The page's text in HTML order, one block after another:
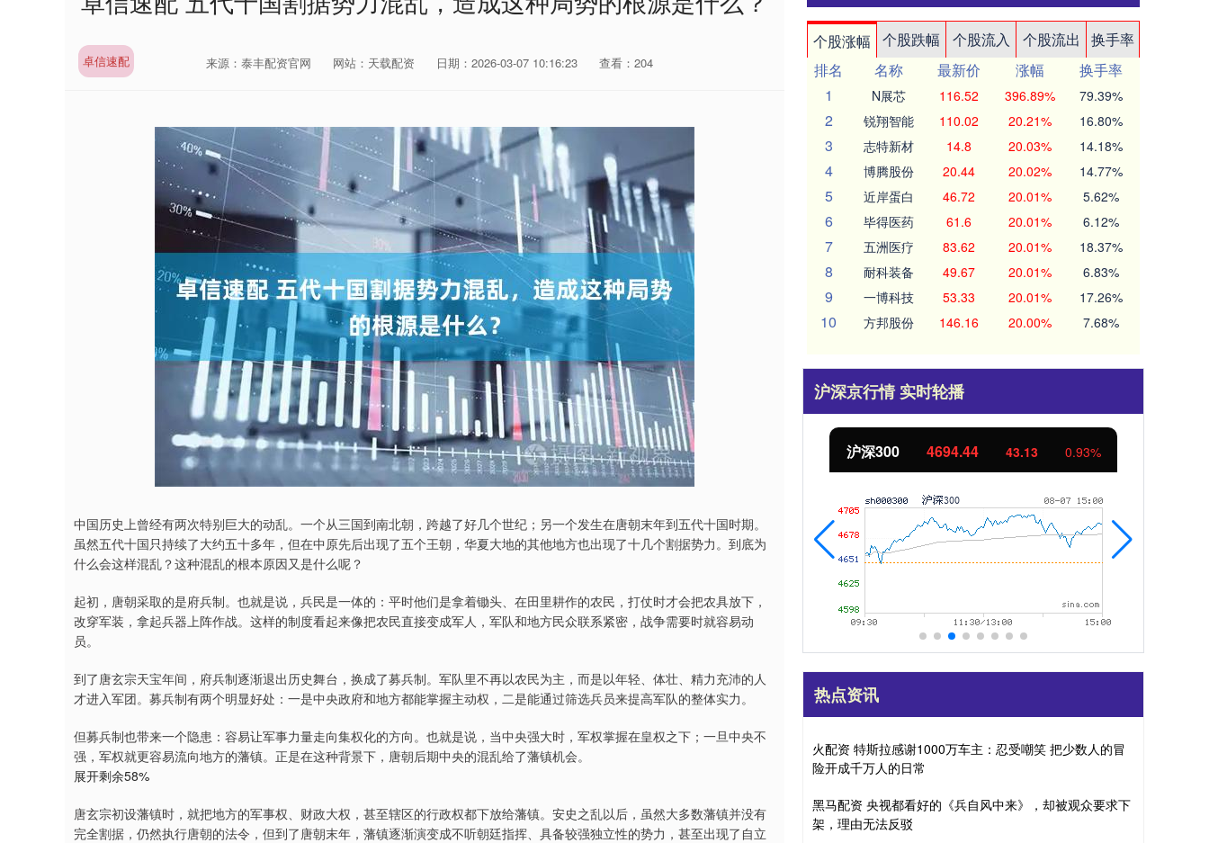
卓信速配 来源：泰丰配资官网 网站：天载配资 日期：2026-03-07 10:16:23 查看：204
中国历史上曾经有两次特别巨大的动乱。一个从三国到南北朝，跨越了好几个世纪；另一个发生在唐朝末年到五代十国时期。
虽然五代十国只持续了大约五十多年，但在中原先后出现了五个王朝，华夏大地的其他地方也出现了十几个割据势力。到底为
什么会这样混乱？这种混乱的根本原因又是什么呢？
起初，唐朝采取的是府兵制。也就是说，兵民是一体的：平时他们是拿着锄头、在田里耕作的农民，打仗时才会把农具放下，
改穿军装，拿起兵器上阵作战。这样的制度看起来像把农民直接变成军人，军队和地方民众联系紧密，战争需要时就容易动
员。
到了唐玄宗天宝年间，府兵制逐渐退出历史舞台，换成了募兵制。军队里不再以农民为主，而是以年轻、体壮、精力充沛的人
才进入军团。募兵制有两个明显好处：一是中央政府和地方都能掌握主动权，二是能通过筛选兵员来提高军队的整体实力。
但募兵制也带来一个隐患：容易让军事力量走向集权化的方向。也就是说，当中央强大时，军权掌握在皇权之下；一旦中央不
强，军权就更容易流向地方的藩镇。正是在这种背景下，唐朝后期中央的混乱给了藩镇机会。
展开剩余58%
唐玄宗初设藩镇时，就把地方的军事权、财政大权，甚至辖区的行政权都下放给藩镇。安史之乱以后，虽然大多数藩镇并没有
完全割据，仍然执行唐朝的法令，但到了唐朝末年，藩镇逐渐演变成不听朝廷指挥、具备较强独立性的势力，甚至出现了自立
个股涨幅 个股跌幅 个股流入 个股流出
换手率
排名
名称 最新价 涨幅
换手率
1
N展芯 116.52 396.89% 79.39%
2 锐翔智能 110.02 20.21% 16.80%
3 志特新材 14.8 20.03% 14.18%
4 博腾股份 20.44 20.02% 14.77%
5 近岸蛋白 46.72 20.01% 5.62%
6 毕得医药 61.6 20.01% 6.12%
7 五洲医疗 83.62 20.01% 18.37%
8 耐科装备 49.67 20.01% 6.83%
9 一博科技 53.33 20.01% 17.26%
10 方邦股份 146.16 20.00% 7.68%
沪深京行情 实时轮播
深证成指 14311.01 200.89 1.42% 沪深300 4694.44 43.13 北证50 1134.24 11.37 1.01%
热点资讯
火配资 特斯拉感谢1000万车主：忍受嘲笑 把少数人的冒
险开成千万人的日常
黑马配资 央视都看好的《兵自风中来》，却被观众要求下
架，理由无法反驳